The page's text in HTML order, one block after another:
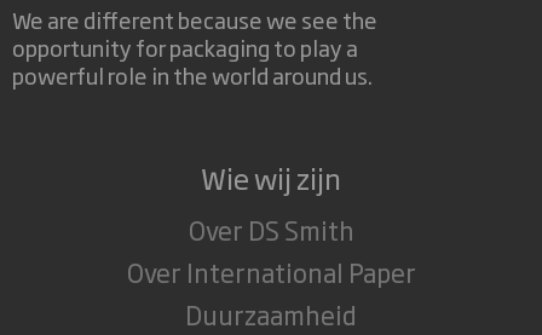
We are different because we see the
opportunity for packaging to play a
powerful role in the world around us.
Wie wij zijn
Over DS Smith
Over International Paper
Duurzaamheid